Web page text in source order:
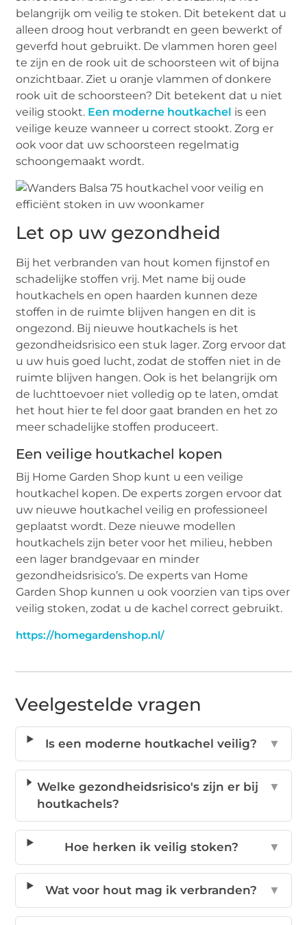
belangrijk om veilig te stoken. Dit betekent dat u
alleen droog hout verbrandt en geen bewerkt of
geverfd hout gebruikt. De vlammen horen geel
te zijn en de rook uit de schoorsteen wit of bijna
onzichtbaar. Ziet u oranje vlammen of donkere
rook uit de schoorsteen? Dit betekent dat u niet
veilig stookt. Een moderne houtkachel is een
veilige keuze wanneer u correct stookt. Zorg er
ook voor dat uw schoorsteen regelmatig
schoongemaakt wordt.
Let op uw gezondheid
Bij het verbranden van hout komen fijnstof en
schadelijke stoffen vrij. Met name bij oude
houtkachels en open haarden kunnen deze
stoffen in de ruimte blijven hangen en dit is
ongezond. Bij nieuwe houtkachels is het
gezondheidsrisico een stuk lager. Zorg ervoor dat
u uw huis goed lucht, zodat de stoffen niet in de
ruimte blijven hangen. Ook is het belangrijk om
de luchttoevoer niet volledig op te laten, omdat
het hout hier te fel door gaat branden en het zo
meer schadelijke stoffen produceert.
Een veilige houtkachel kopen
Bij Home Garden Shop kunt u een veilige
houtkachel kopen. De experts zorgen ervoor dat
uw nieuwe houtkachel veilig en professioneel
geplaatst wordt. Deze nieuwe modellen
houtkachels zijn beter voor het milieu, hebben
een lager brandgevaar en minder
gezondheidsrisico’s. De experts van Home
Garden Shop kunnen u ook voorzien van tips over
veilig stoken, zodat u de kachel correct gebruikt.
https://homegardenshop.nl/
Veelgestelde vragen
Is een moderne houtkachel veilig? ▼
Welke gezondheidsrisico's zijn er bij
houtkachels?
▼
Hoe herken ik veilig stoken? ▼
Wat voor hout mag ik verbranden? ▼